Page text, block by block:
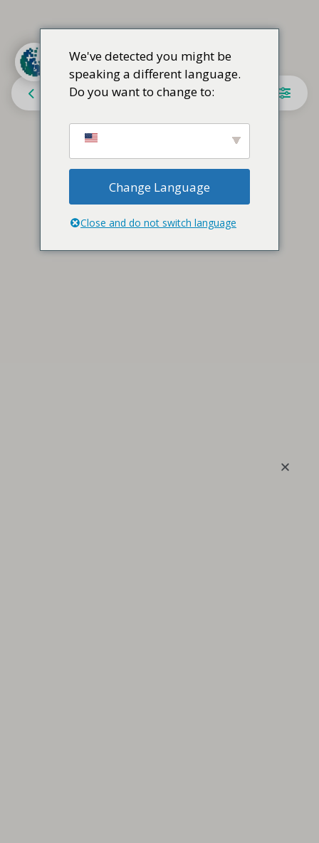
Alemanha
We've detected you might be
speaking a different language.
Do you want to change to:
Change Language
Close and do not switch language